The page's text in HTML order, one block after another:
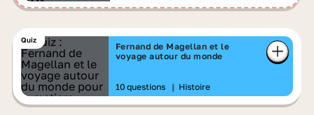
Quiz
Fernand de Magellan et le
voyage autour du monde
10 questions | Histoire